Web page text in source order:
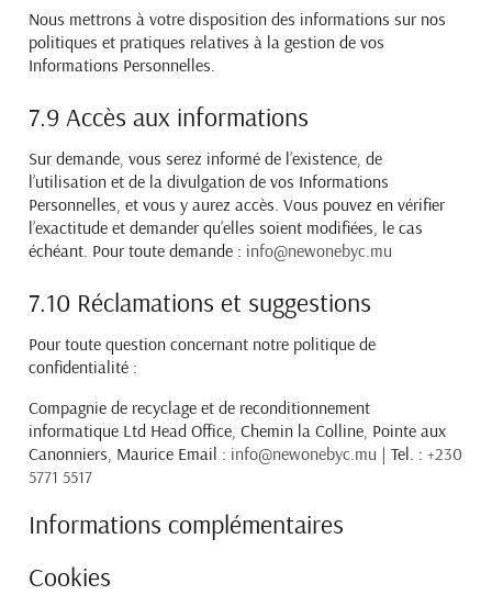
Nous mettrons à votre disposition des informations sur nos
politiques et pratiques relatives à la gestion de vos
Informations Personnelles.
7.9 Accès aux informations
Sur demande, vous serez informé de l’existence, de
l’utilisation et de la divulgation de vos Informations
Personnelles, et vous y aurez accès. Vous pouvez en vérifier
l’exactitude et demander qu’elles soient modifiées, le cas
échéant. Pour toute demande : info@newonebyc.mu
7.10 Réclamations et suggestions
Pour toute question concernant notre politique de
confidentialité :
Compagnie de recyclage et de reconditionnement
informatique Ltd Head Office, Chemin la Colline, Pointe aux
Canonniers, Maurice Email : info@newonebyc.mu | Tel. :+230
5771 5517
Informations complémentaires
Cookies